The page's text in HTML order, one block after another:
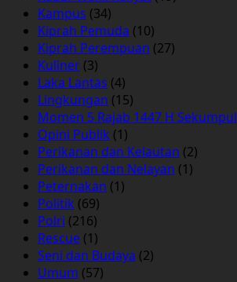
Kampus (34)
Kiprah Pemuda (10)
Kiprah Perempuan (27)
Kuliner (3)
Laka Lantas (4)
Lingkungan (15)
Momen 5 Rajab 1447 H Sekumpul
Opini Publik (1)
Perikanan dan Kelautan (2)
Perikanan dan Nelayan (1)
Peternakan (1)
Politik (69)
Polri (216)
Rescue (1)
Seni dan Budaya (2)
Umum (57)